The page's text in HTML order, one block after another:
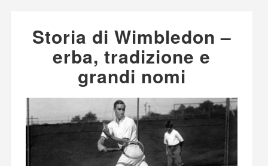
Storia di Wimbledon –
erba, tradizione e
grandi nomi